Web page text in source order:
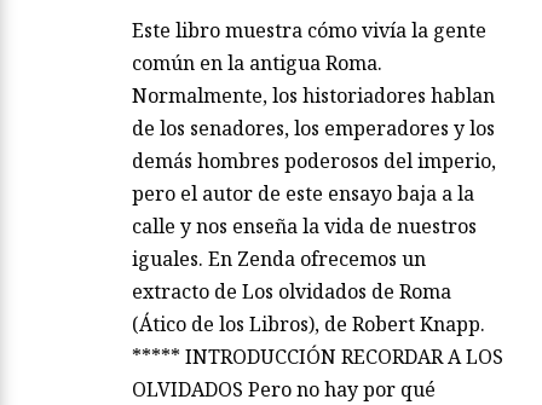
Este libro muestra cómo vivía la gente
común en la antigua Roma.
Normalmente, los historiadores hablan
de los senadores, los emperadores y los
demás hombres poderosos del imperio,
pero el autor de este ensayo baja a la
calle y nos enseña la vida de nuestros
iguales. En Zenda ofrecemos un
extracto de Los olvidados de Roma
(Ático de los Libros), de Robert Knapp.
***** INTRODUCCIÓN RECORDAR A LOS
OLVIDADOS Pero no hay por qué